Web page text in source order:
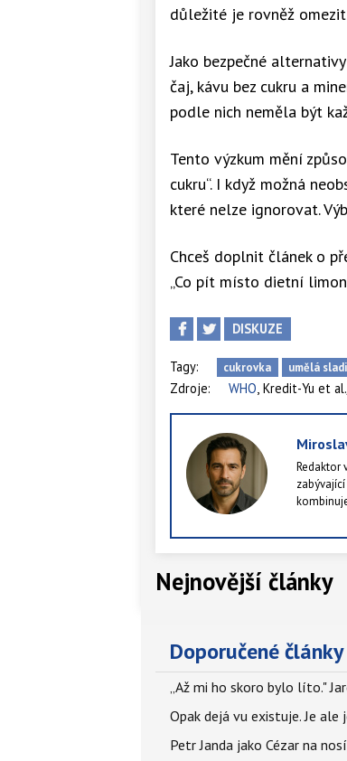
důležité je rovněž
Jako bezpečné
čaj, kávu bez cukru a
podle nich neměla být
Tento výzkum mění
cukru“. I když možná
které nelze ignorovat.
Chceš doplnit článek o
„Co pít místo dietní
DISKUZE
Tagy: cukrovka umělá
Zdroje: WHO, Kredit-Yu et
Redaktor
nebo
Nejnovější články
Doporučené články
„Až mi ho skoro bylo líto."
Opak dejá vu existuje. Je ale
Petr Janda jako Cézar na